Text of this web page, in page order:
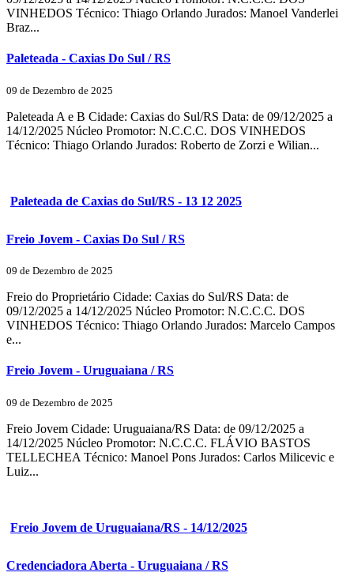
VINHEDOS Técnico: Thiago Orlando Jurados: Manoel Vanderlei
Braz...
Paleteada - Caxias Do Sul / RS
09 de Dezembro de 2025
Paleteada A e B Cidade: Caxias do Sul/RS Data: de 09/12/2025 a
14/12/2025 Núcleo Promotor: N.C.C.C. DOS VINHEDOS
Técnico: Thiago Orlando Jurados: Roberto de Zorzi e Wilian...
Paleteada de Caxias do Sul/RS - 13 12 2025
Freio Jovem - Caxias Do Sul / RS
09 de Dezembro de 2025
Freio do Proprietário Cidade: Caxias do Sul/RS Data: de
09/12/2025 a 14/12/2025 Núcleo Promotor: N.C.C.C. DOS
VINHEDOS Técnico: Thiago Orlando Jurados: Marcelo Campos
e...
Freio Jovem - Uruguaiana / RS
09 de Dezembro de 2025
Freio Jovem Cidade: Uruguaiana/RS Data: de 09/12/2025 a
14/12/2025 Núcleo Promotor: N.C.C.C. FLÁVIO BASTOS
TELLECHEA Técnico: Manoel Pons Jurados: Carlos Milicevic e
Luiz...
Freio Jovem de Uruguaiana/RS - 14/12/2025
Credenciadora Aberta - Uruguaiana / RS